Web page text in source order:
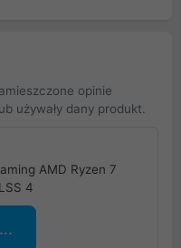
opinie
używały dany produkt.
AMD Ryzen 7
4